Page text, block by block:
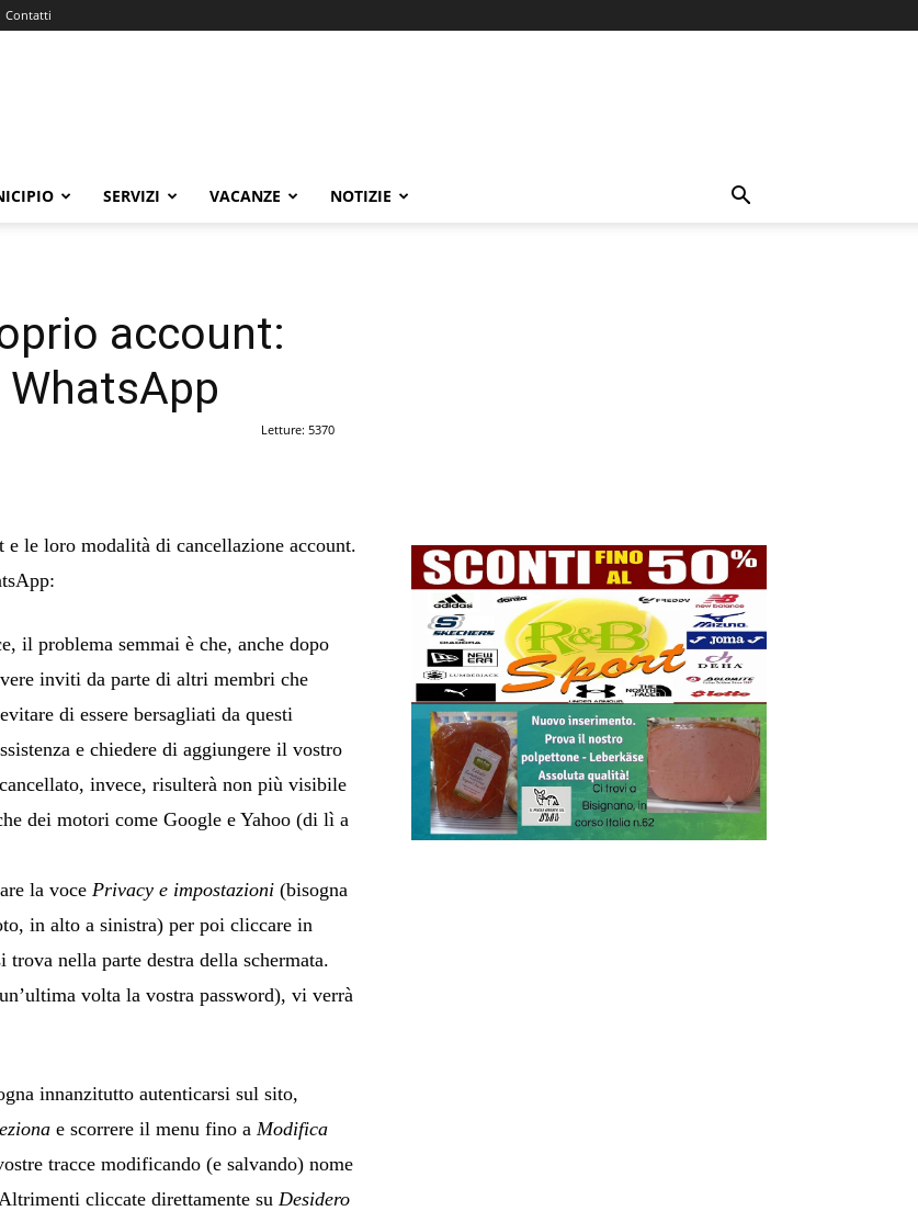
Contatti
SERVIZI VACANZE NOTIZIE
account:
Letture: 5370
le loro modalità di cancellazione account.
il problema semmai è che, anche dopo
inviti da parte di altri membri che
di essere bersagliati da questi
e chiedere di aggiungere il vostro
invece, risulterà non più visibile
dei motori come Google e Yahoo (di lì a
la voce Privacy e impostazioni (bisogna
in alto a sinistra) per poi cliccare in
trova nella parte destra della schermata.
volta la vostra password), vi verrà
innanzitutto autenticarsi sul sito,
e scorrere il menu fino a Modifica
tracce modificando (e salvando) nome
cliccate direttamente su Desidero